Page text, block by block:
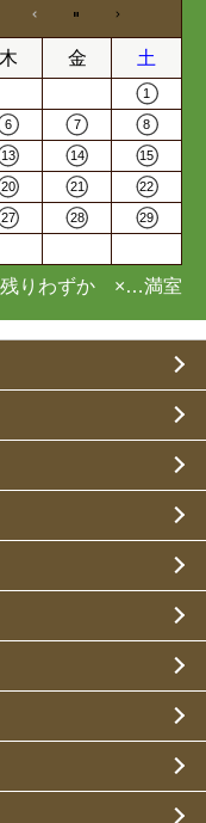
木 金 土
1
6 7 8
13 14 15
20 21 22
27 28 29
りわずか ×…満室